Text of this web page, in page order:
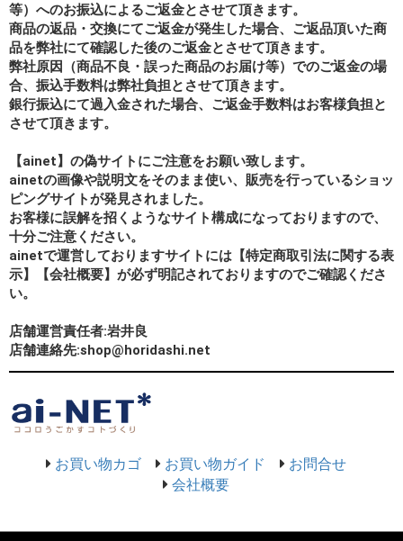
等）へのお振込によるご返金とさせて頂きます。
商品の返品・交換にてご返金が発生した場合、ご返品頂いた商
品を弊社にて確認した後のご返金とさせて頂きます。
弊社原因（商品不良・誤った商品のお届け等）でのご返金の場
合、振込手数料は弊社負担とさせて頂きます。
銀行振込にて過入金された場合、ご返金手数料はお客様負担と
させて頂きます。
【ainet】の偽サイトにご注意をお願い致します。
ainetの画像や説明文をそのまま使い、販売を行っているショッ
ピングサイトが発見されました。
お客様に誤解を招くようなサイト構成になっておりますので、
十分ご注意ください。
ainetで運営しておりますサイトには【特定商取引法に関する表
示】【会社概要】が必ず明記されておりますのでご確認くださ
い。
店舗運営責任者:岩井良
店舗連絡先:shop@horidashi.net
お買い物カゴ お買い物ガイド
お問合せ
会社概要